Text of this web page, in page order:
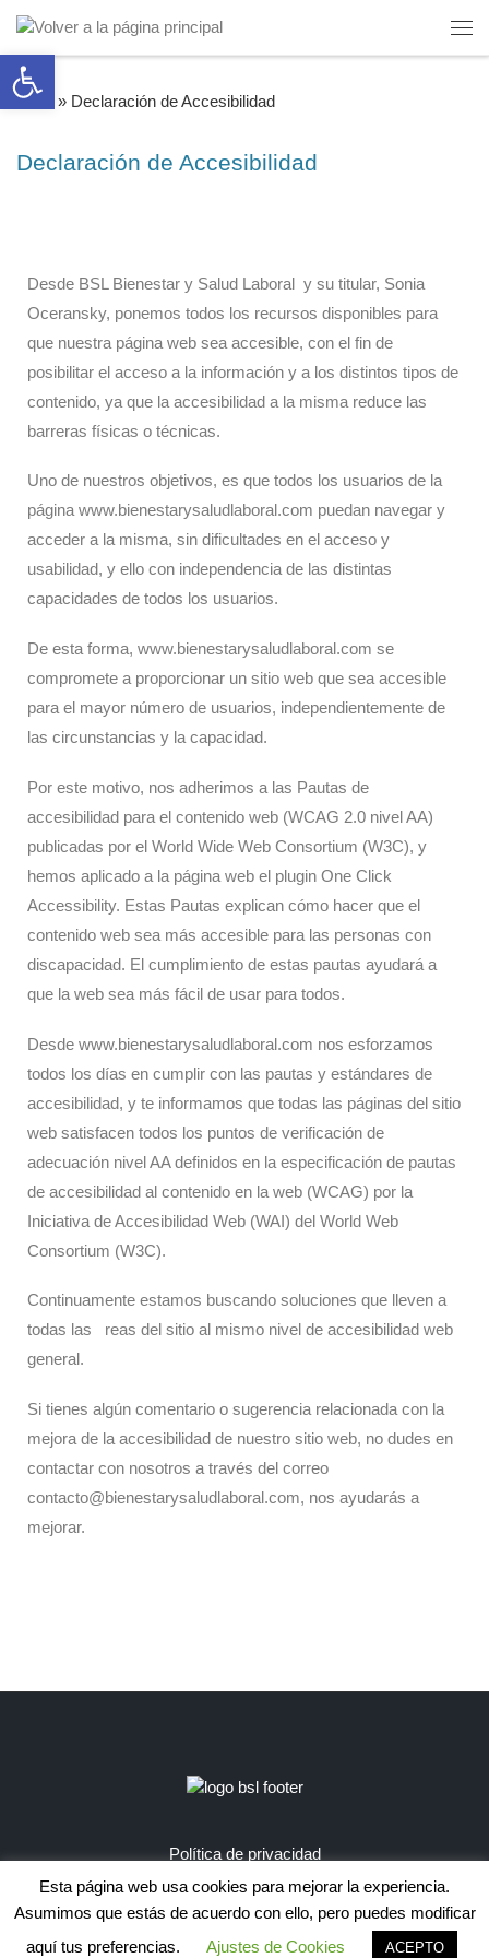
Abrir barra de herramientas
Saltar al contenido
Inicio » Declaración de Accesibilidad
Declaración de Accesibilidad
Desde BSL Bienestar y Salud Laboral y su titular, Sonia
Oceransky, ponemos todos los recursos disponibles para
que nuestra página web sea accesible, con el fin de
posibilitar el acceso a la información y a los distintos tipos de
contenido, ya que la accesibilidad a la misma reduce las
barreras físicas o técnicas.
Uno de nuestros objetivos, es que todos los usuarios de la
página www.bienestarysaludlaboral.com puedan navegar y
acceder a la misma, sin dificultades en el acceso y
usabilidad, y ello con independencia de las distintas
capacidades de todos los usuarios.
De esta forma, www.bienestarysaludlaboral.com se
compromete a proporcionar un sitio web que sea accesible
para el mayor número de usuarios, independientemente de
las circunstancias y la capacidad.
Por este motivo, nos adherimos a las Pautas de
accesibilidad para el contenido web (WCAG 2.0 nivel AA)
publicadas por el World Wide Web Consortium (W3C), y
hemos aplicado a la página web el plugin One Click
Accessibility. Estas Pautas explican cómo hacer que el
contenido web sea más accesible para las personas con
discapacidad. El cumplimiento de estas pautas ayudará a
que la web sea más fácil de usar para todos.
Desde www.bienestarysaludlaboral.com nos esforzamos
todos los días en cumplir con las pautas y estándares de
accesibilidad, y te informamos que todas las páginas del sitio
web satisfacen todos los puntos de verificación de
adecuación nivel AA definidos en la especificación de pautas
de accesibilidad al contenido en la web (WCAG) por la
Iniciativa de Accesibilidad Web (WAI) del World Web
Consortium (W3C).
Continuamente estamos buscando soluciones que lleven a
todas las reas del sitio al mismo nivel de accesibilidad web
general.
Si tienes algún comentario o sugerencia relacionada con la
mejora de la accesibilidad de nuestro sitio web, no dudes en
contactar con nosotros a través del correo
contacto@bienestarysaludlaboral.com, nos ayudarás a
mejorar.
Política de privacidad
Esta página web usa cookies para mejorar la experiencia.
Asumimos que estás de acuerdo con ello, pero puedes modificar
aquí tus preferencias.
Ajustes de Cookies ACEPTO